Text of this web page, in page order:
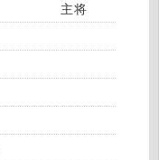
主将